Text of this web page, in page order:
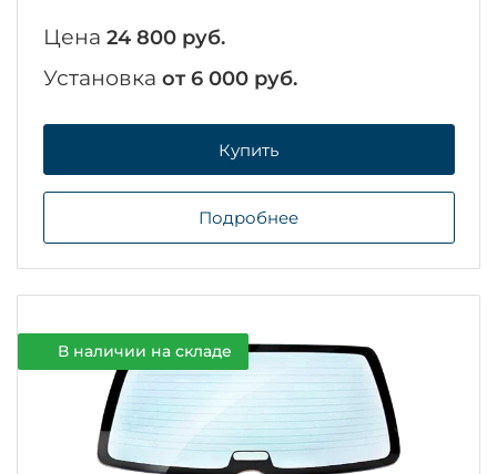
Цена 24 800 руб.
Установка от 6 000 руб.
Купить
Подробнее
В наличии на складе